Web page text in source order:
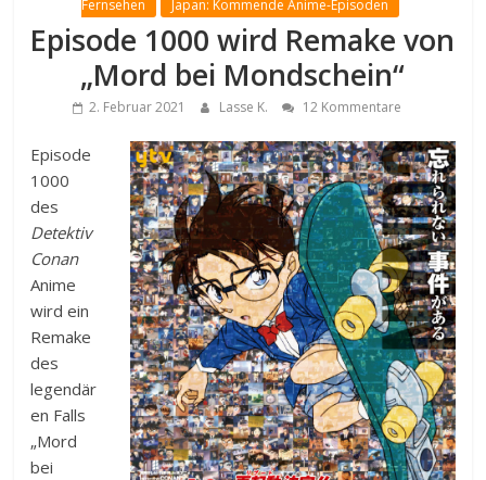
Fernsehen
Japan: Kommende Anime-Episoden
Episode 1000 wird Remake von
„Mord bei Mondschein“
2. Februar 2021 Lasse K. 12 Kommentare
Episode
1000
des
Detektiv
Conan
Anime
wird ein
Remake
des
legendär
en Falls
„Mord
bei